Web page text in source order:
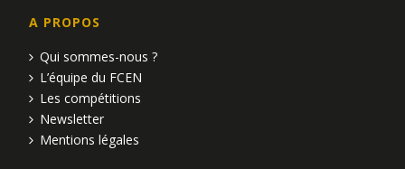
A PROPOS
Qui sommes-nous ?
L’équipe du FCEN
Les compétitions
Newsletter
Mentions légales